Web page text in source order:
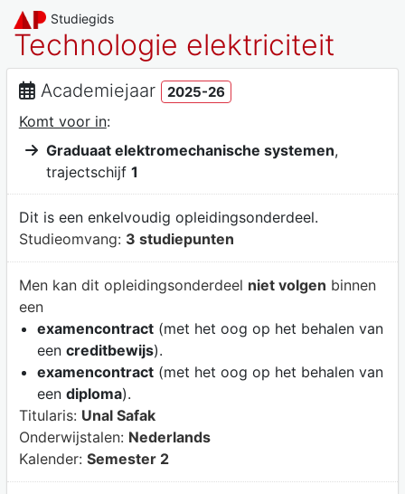
Studiegids
Technologie elektriciteit
Academiejaar 2025-26
Komt voor in:
Graduaat elektromechanische systemen,
trajectschijf 1
Dit is een enkelvoudig opleidingsonderdeel.
Studieomvang: 3 studiepunten
Men kan dit opleidingsonderdeel niet volgen binnen
een
examencontract(met het oog op het behalen van
een creditbewijs).
examencontract(met het oog op het behalen van
een diploma).
Titularis: Unal Safak
Onderwijstalen: Nederlands
Kalender: Semester 2